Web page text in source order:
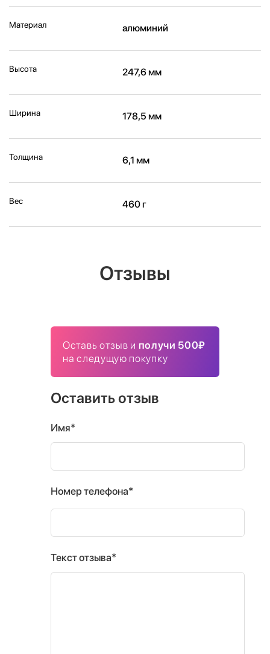
Материал алюминий
Высота 247,6 мм
Ширина 178,5 мм
Толщина 6,1 мм
Вес 460 г
Отзывы
Оставь отзыв и получи 500₽
на следущую покупку
Оставить отзыв
Имя*
Номер телефона*
Текст отзыва*